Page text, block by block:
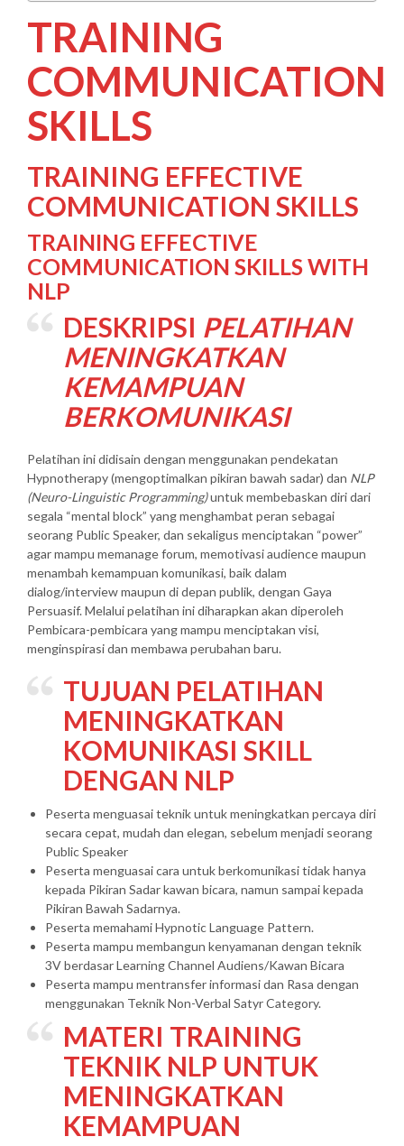
TRAINING
COMMUNICATION
SKILLS
TRAINING EFFECTIVE
COMMUNICATION SKILLS
TRAINING EFFECTIVE
COMMUNICATION SKILLS WITH
NLP
DESKRIPSI PELATIHAN
MENINGKATKAN
KEMAMPUAN
BERKOMUNIKASI
Pelatihan ini didisain dengan menggunakan pendekatan
Hypnotherapy (mengoptimalkan pikiran bawah sadar) dan NLP
(Neuro-Linguistic Programming)untuk membebaskan diri dari
segala “mental block” yang menghambat peran sebagai
seorang Public Speaker, dan sekaligus menciptakan “power”
agar mampu memanage forum, memotivasi audience maupun
menambah kemampuan komunikasi, baik dalam
dialog/interview maupun di depan publik, dengan Gaya
Persuasif. Melalui pelatihan ini diharapkan akan diperoleh
Pembicara-pembicara yang mampu menciptakan visi,
menginspirasi dan membawa perubahan baru.
TUJUAN PELATIHAN
MENINGKATKAN
KOMUNIKASI SKILL
DENGAN NLP
Peserta menguasai teknik untuk meningkatkan percaya diri
secara cepat, mudah dan elegan, sebelum menjadi seorang
Public Speaker
Peserta menguasai cara untuk berkomunikasi tidak hanya
kepada Pikiran Sadar kawan bicara, namun sampai kepada
Pikiran Bawah Sadarnya.
Peserta memahami Hypnotic Language Pattern.
Peserta mampu membangun kenyamanan dengan teknik
3V berdasar Learning Channel Audiens/Kawan Bicara
Peserta mampu mentransfer informasi dan Rasa dengan
menggunakan Teknik Non-Verbal Satyr Category.
MATERI TRAINING
TEKNIK NLP UNTUK
MENINGKATKAN
KEMAMPUAN